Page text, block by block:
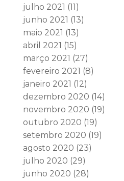
julho 2021 (11)
junho 2021 (13)
maio 2021 (13)
abril 2021 (15)
março 2021 (27)
fevereiro 2021 (8)
janeiro 2021 (12)
dezembro 2020 (14)
novembro 2020 (19)
outubro 2020 (19)
setembro 2020 (19)
agosto 2020 (23)
julho 2020 (29)
junho 2020 (28)